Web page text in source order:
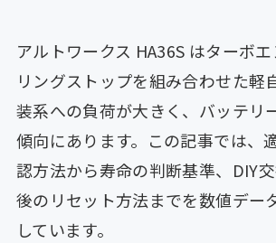
アルトワークス HA36S はターボ
リングストップを組み合わせた軽
装系への負荷が大きく、バッテリ
傾向にあります。この記事では、
認方法から寿命の判断基準、DIY
後のリセット方法までを数値デー
しています。